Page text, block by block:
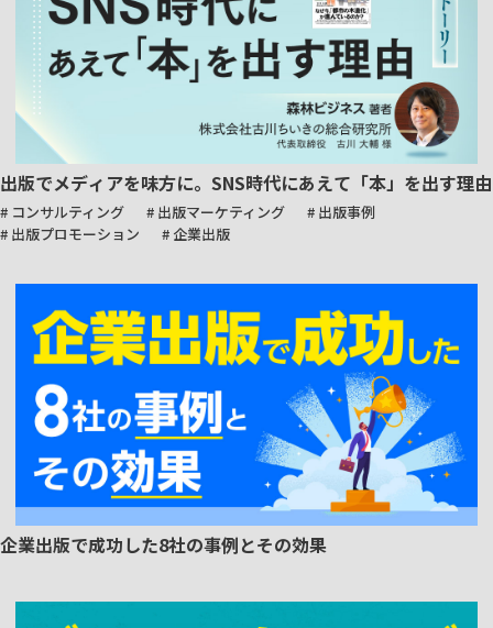
出版でメディアを味方に。SNS時代にあえて「本」を出す理由
# コンサルティング # 出版マーケティング
# 出版事例
# 出版プロモーション
# 企業出版
企業出版で成功した8社の事例とその効果